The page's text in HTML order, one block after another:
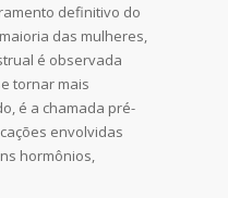
definitivo do
das mulheres,
é observada
tornar mais
é a chamada pré-
envolvidas
hormônios,